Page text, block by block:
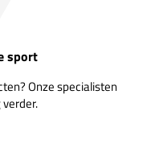
sport
Onze specialisten